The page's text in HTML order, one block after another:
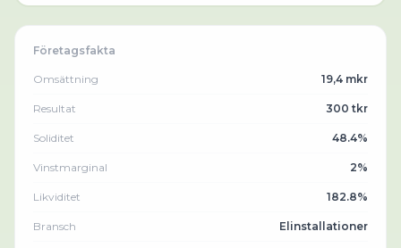
Företagsfakta
Omsättning 19,4 mkr
Resultat 300 tkr
Soliditet 48.4%
Vinstmarginal 2%
Likviditet 182.8%
Bransch Elinstallationer